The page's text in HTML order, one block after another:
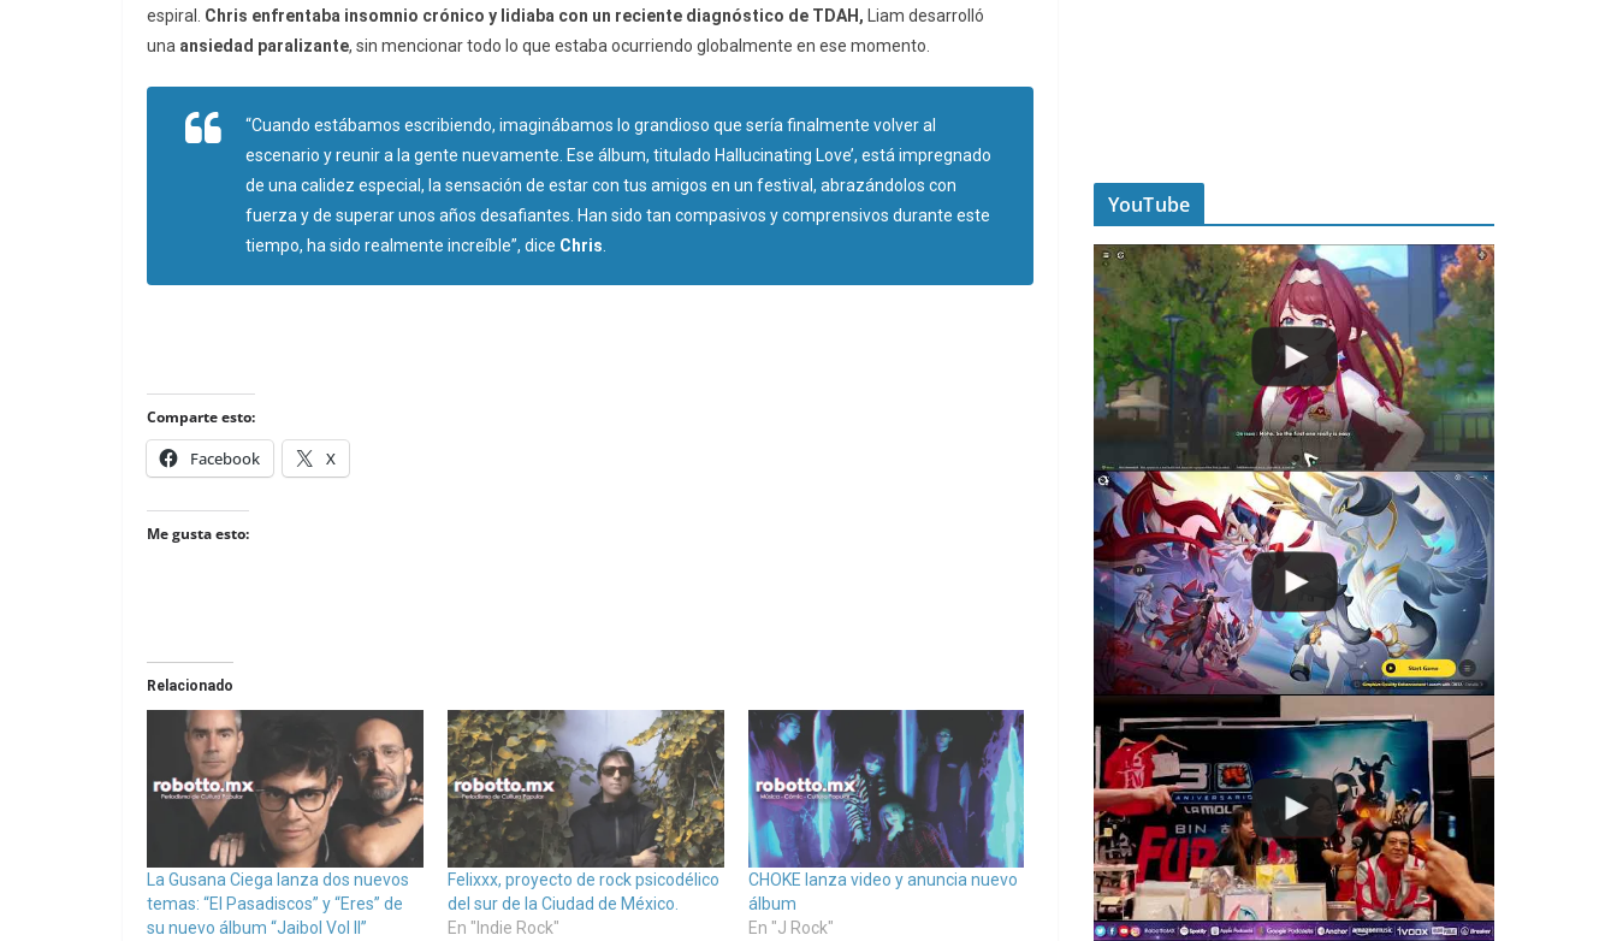
espiral. Chris enfrentaba insomnio crónico y lidiaba con un reciente diagnóstico de TDAH,
Liam desarrolló
una ansiedad paralizante, sin mencionar todo lo que estaba ocurriendo globalmente en ese momento.
“Cuando estábamos escribiendo, imaginábamos lo grandioso que sería finalmente volver al
escenario y reunir a la gente nuevamente. Ese álbum, titulado Hallucinating Love’, está impregnado
de una calidez especial, la sensación de estar con tus amigos en un festival, abrazándolos con
fuerza y de superar unos años desafiantes. Han sido tan compasivos y comprensivos durante este
tiempo, ha sido realmente increíble”, dice Chris
Comparte esto:
Facebook X
Me gusta esto:
Relacionado
La Gusana Ciega lanza dos nuevos
temas: “El Pasadiscos” y “Eres” de
su nuevo álbum “Jaibol Vol II”
Felixxx, proyecto de rock psicodélico
del sur de la Ciudad de México.
En "Indie Rock"
CHOKE lanza video y anuncia nuevo
álbum
En "J Rock"
YouTube